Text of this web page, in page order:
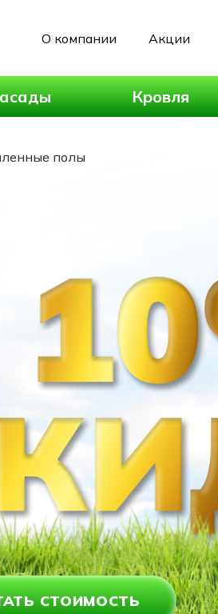
О компании Акции
Кровля
полы
СТОИМОСТЬ